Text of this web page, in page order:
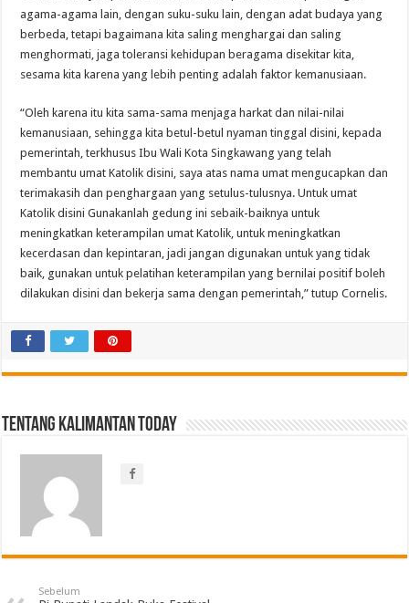
agama-agama lain, dengan suku-suku lain, dengan adat budaya yang
berbeda, tetapi bagaimana kita saling menghargai dan saling
menghormati, jaga toleransi kehidupan beragama disekitar kita,
sesama kita karena yang lebih penting adalah faktor kemanusiaan.
“Oleh karena itu kita sama-sama menjaga harkat dan nilai-nilai
kemanusiaan, sehingga kita betul-betul nyaman tinggal disini, kepada
pemerintah, terkhusus Ibu Wali Kota Singkawang yang telah
membantu umat Katolik disini, saya atas nama umat mengucapkan dan
terimakasih dan penghargaan yang setulus-tulusnya. Untuk umat
Katolik disini Gunakanlah gedung ini sebaik-baiknya untuk
meningkatkan keterampilan umat Katolik, untuk meningkatkan
kecerdasan dan kepintaran, jadi jangan digunakan untuk yang tidak
baik, gunakan untuk pelatihan keterampilan yang bernilai positif boleh
dilakukan disini dan bekerja sama dengan pemerintah,” tutup Cornelis.
Tentang Kalimantan Today
Sebelum